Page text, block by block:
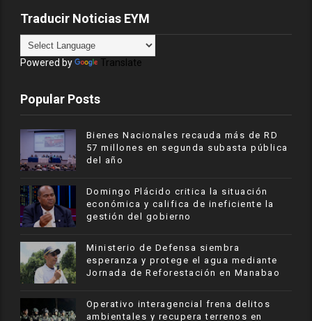
Traducir Noticias EYM
Powered by Translate
Popular Posts
Bienes Nacionales recauda más de RD
57 millones en segunda subasta pública
del año
​Domingo Plácido critica la situación
económica y califica de ineficiente la
gestión del gobierno
Ministerio de Defensa siembra
esperanza y protege el agua mediante
Jornada de Reforestación en Manabao
Operativo interagencial frena delitos
ambientales y recupera terrenos en